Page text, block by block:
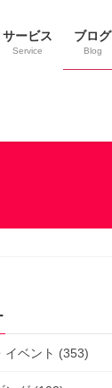
サービス
Service
ブログ
Blog
ベント (353)